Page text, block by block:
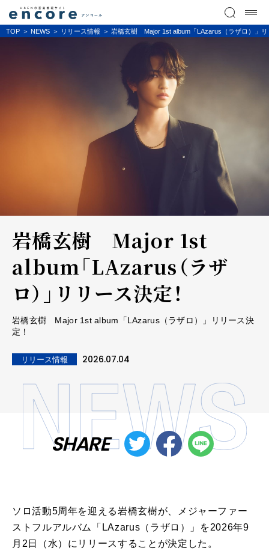
TOP NEWS リリース情報 岩橋玄樹 Major 1st album「LAzarus（ラザロ）」リ
岩橋玄樹 Major 1st
album「LAzarus（ラザ
ロ）」リリース決定！
岩橋玄樹 Major 1st album「LAzarus（ラザロ）」リリース決
定！
リリース情報 2026.07.04
SHARE
ソロ活動5周年を迎える岩橋玄樹が、メジャーファー
ストフルアルバム「LAzarus（ラザロ）」を2026年9
月2日（水）にリリースすることが決定した。